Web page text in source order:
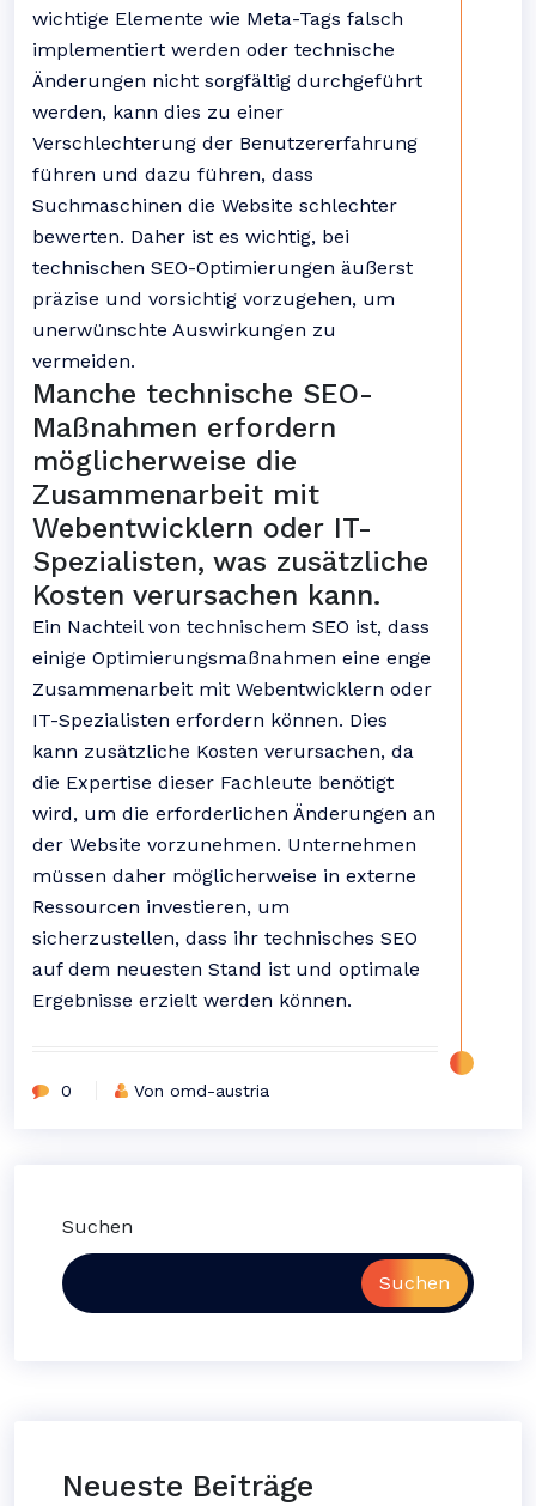
wichtige Elemente wie Meta-Tags falsch
implementiert werden oder technische
Änderungen nicht sorgfältig durchgeführt
werden, kann dies zu einer
Verschlechterung der Benutzererfahrung
führen und dazu führen, dass
Suchmaschinen die Website schlechter
bewerten. Daher ist es wichtig, bei
technischen SEO-Optimierungen äußerst
präzise und vorsichtig vorzugehen, um
unerwünschte Auswirkungen zu
vermeiden.
Manche technische SEO-
Maßnahmen erfordern
möglicherweise die
Zusammenarbeit mit
Webentwicklern oder IT-
Spezialisten, was zusätzliche
Kosten verursachen kann.
Ein Nachteil von technischem SEO ist, dass
einige Optimierungsmaßnahmen eine enge
Zusammenarbeit mit Webentwicklern oder
IT-Spezialisten erfordern können. Dies
kann zusätzliche Kosten verursachen, da
die Expertise dieser Fachleute benötigt
wird, um die erforderlichen Änderungen an
der Website vorzunehmen. Unternehmen
müssen daher möglicherweise in externe
Ressourcen investieren, um
sicherzustellen, dass ihr technisches SEO
auf dem neuesten Stand ist und optimale
Ergebnisse erzielt werden können.
0 Von omd-austria
Suchen
Suchen
Neueste Beiträge